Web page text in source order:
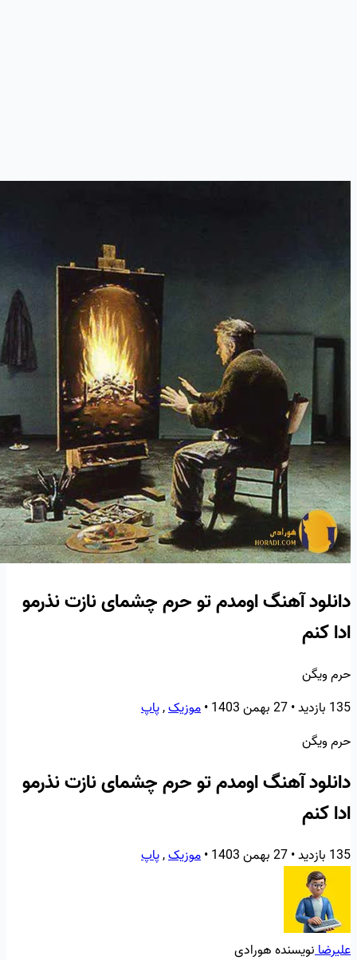
دانلود آهنگ اومدم تو حرم چشمای نازت نذرمو
ادا کنم
حرم ویگن
135 بازدید
•27 بهمن 1403 •موزیک,پاپ
حرم ویگن
دانلود آهنگ اومدم تو حرم چشمای نازت نذرمو
ادا کنم
135 بازدید •27 بهمن 1403 •موزیک,پاپ
علیرضانویسنده هورادی